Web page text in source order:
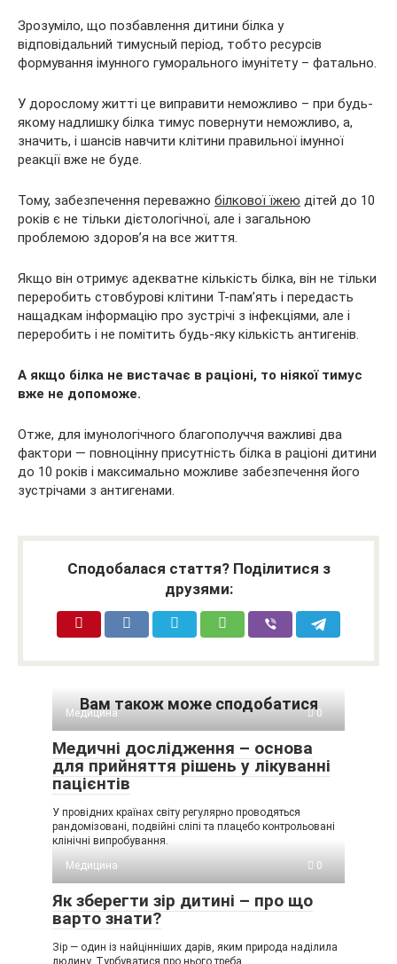
Зрозуміло, що позбавлення дитини білка у
відповідальний тимусный період, тобто ресурсів
формування імунного гуморального імунітету – фатально.
У дорослому житті це виправити неможливо – при будь-
якому надлишку білка тимус повернути неможливо, а,
значить, і шансів навчити клітини правильної імунної
реакції вже не буде.
Тому, забезпечення переважно білкової їжею дітей до 10
років є не тільки дієтологічної, але і загальною
проблемою здоров’я на все життя.
Якщо він отримує адекватне кількість білка, він не тільки
переробить стовбурові клітини Т-пам’ять і передасть
нащадкам інформацію про зустрічі з інфекціями, але і
переробить і не помітить будь-яку кількість антигенів.
А якщо білка не вистачає в раціоні, то ніякої тимус
вже не допоможе.
Отже, для імунологічного благополуччя важливі два
фактори — повноцінну присутність білка в раціоні дитини
до 10 років і максимально можливе забезпечення його
зустрічами з антигенами.
Сподобалася стаття? Поділитися з
друзями:
Вам також може сподобатися
Медицина 0
Медичні дослідження – основа
для прийняття рішень у лікуванні
пацієнтів
У провідних країнах світу регулярно проводяться
рандомізовані, подвійні сліпі та плацебо контрольовані
клінічні випробування.
Медицина
0
Як зберегти зір дитині – про що
варто знати?
Зір — один із найцінніших дарів, яким природа наділила
людину. Турбуватися про нього треба